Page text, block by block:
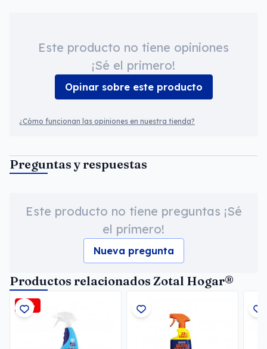
Este producto no tiene opiniones
¡Sé el primero!
Opinar sobre este producto
¿Cómo funcionan las opiniones en nuestra tienda?
Preguntas y respuestas
Este producto no tiene preguntas ¡Sé
el primero!
Nueva pregunta
Productos relacionados Zotal Hogar®
-5%